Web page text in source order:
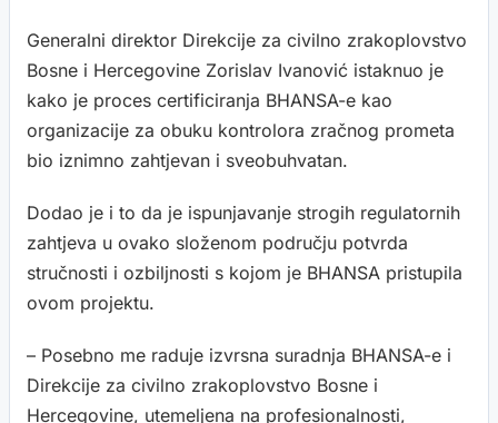
Generalni direktor Direkcije za civilno zrakoplovstvo
Bosne i Hercegovine Zorislav Ivanović istaknuo je
kako je proces certificiranja BHANSA-e kao
organizacije za obuku kontrolora zračnog prometa
bio iznimno zahtjevan i sveobuhvatan.
Dodao je i to da je ispunjavanje strogih regulatornih
zahtjeva u ovako složenom području potvrda
stručnosti i ozbiljnosti s kojom je BHANSA pristupila
ovom projektu.
– Posebno me raduje izvrsna suradnja BHANSA-e i
Direkcije za civilno zrakoplovstvo Bosne i
Hercegovine, utemeljena na profesionalnosti,